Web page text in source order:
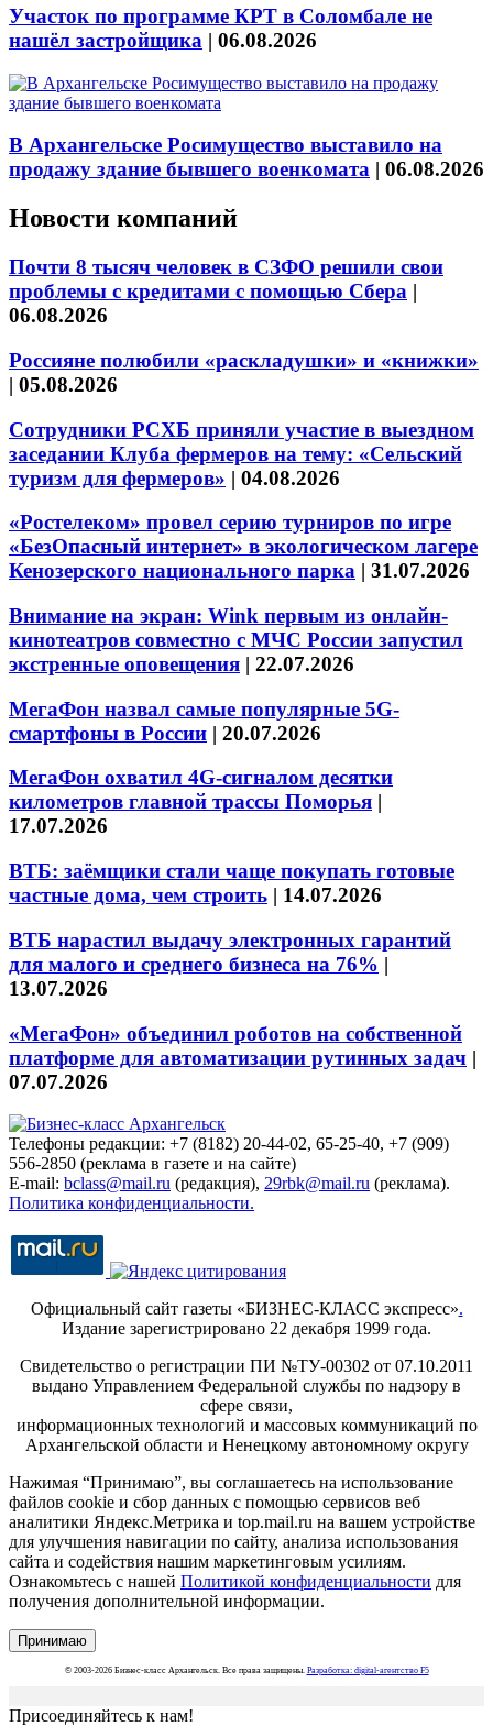
Участок по программе КРТ в Соломбале не
нашёл застройщика | 06.08.2026
В Архангельске Росимущество выставило на
продажу здание бывшего военкомата | 06.08.2026
Новости компаний
Почти 8 тысяч человек в СЗФО решили свои
проблемы с кредитами с помощью Сбера |
06.08.2026
Россияне полюбили «раскладушки» и «книжки»
| 05.08.2026
Сотрудники РСХБ приняли участие в выездном
заседании Клуба фермеров на тему: «Сельский
туризм для фермеров» | 04.08.2026
«Ростелеком» провел серию турниров по игре
«БезОпасный интернет» в экологическом лагере
Кенозерского национального парка | 31.07.2026
Внимание на экран: Wink первым из онлайн-
кинотеатров совместно с МЧС России запустил
экстренные оповещения | 22.07.2026
МегаФон назвал самые популярные 5G-
смартфоны в России | 20.07.2026
МегаФон охватил 4G-сигналом десятки
километров главной трассы Поморья |
17.07.2026
ВТБ: заёмщики стали чаще покупать готовые
частные дома, чем строить | 14.07.2026
ВТБ нарастил выдачу электронных гарантий
для малого и среднего бизнеса на 76% |
13.07.2026
«МегаФон» объединил роботов на собственной
платформе для автоматизации рутинных задач |
07.07.2026
Телефоны редакции: +7 (8182) 20-44-02, 65-25-40, +7 (909)
556-2850 (реклама в газете и на сайте)
E-mail: bclass@mail.ru (редакция), 29rbk@mail.ru (реклама).
Политика конфиденциальности.
Официальный сайт газеты «БИЗНЕС-КЛАСС экспресс».
Издание зарегистрировано 22 декабря 1999 года.
Свидетельство о регистрации ПИ №ТУ-00302 от 07.10.2011
выдано Управлением Федеральной службы по надзору в
сфере связи,
информационных технологий и массовых коммуникаций по
Архангельской области и Ненецкому автономному округу
Нажимая “Принимаю”, вы соглашаетесь на использование
файлов cookie и сбор данных с помощью сервисов веб
аналитики Яндекс.Метрика и top.mail.ru на вашем устройстве
для улучшения навигации по сайту, анализа использования
сайта и содействия нашим маркетинговым усилиям.
Ознакомьтесь с нашей Политикой конфиденциальности для
получения дополнительной информации.
Принимаю
© 2003-2026 Бизнес-класс Архангельск. Все права защищены. Разработка: digital-агентство F5
Присоединяйтесь к нам!